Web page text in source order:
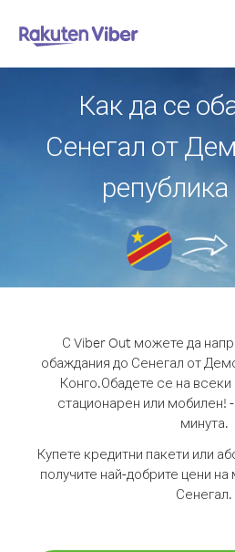
Как да се
Сенегал от
С Viber Out можете да
обаждания до Сенегал от
Конго.Обадете се на
стационарен или мобилен!
минута.
Купете кредитни пакети или
получите най-добрите цени
Сенегал.